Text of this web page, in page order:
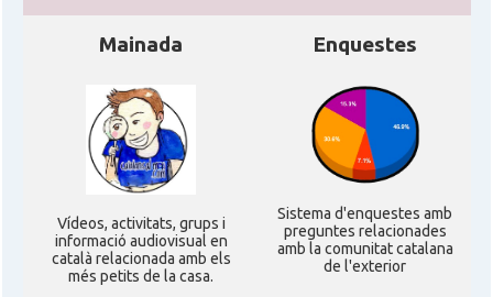
Mainada
Ví­deos, activitats, grups i
informació audiovisual en
català relacionada amb els
més petits de la casa.
Enquestes
Sistema d'enquestes amb
preguntes relacionades
amb la comunitat catalana
de l'exterior